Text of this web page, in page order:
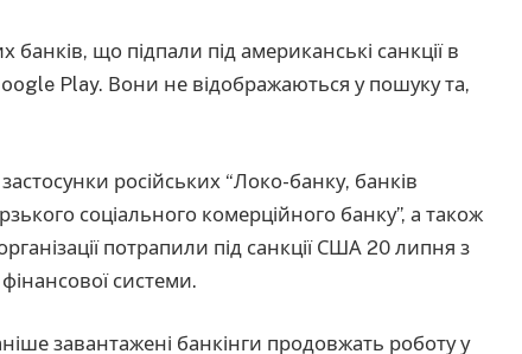
банків, що підпали під американські санкції в
Play. Вони не відображаються у пошуку та,
російських “Локо-банку, банків
соціального комерційного банку”, а також
потрапили під санкції США 20 липня з
системи.
завантажені банкінги продовжать роботу у